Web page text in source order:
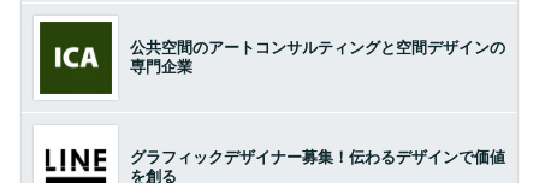
公共空間のアートコンサルティングと空間デザインの
専門企業
グラフィックデザイナー募集！伝わるデザインで価値
を創る